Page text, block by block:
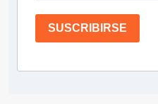
SUSCRIBIRSE